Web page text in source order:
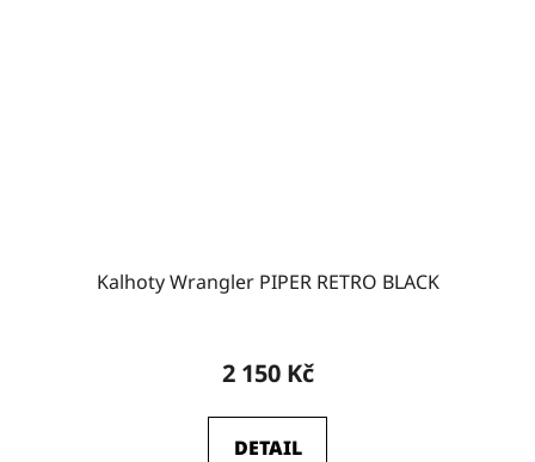
Kalhoty Wrangler PIPER RETRO BLACK
2 150 Kč
DETAIL